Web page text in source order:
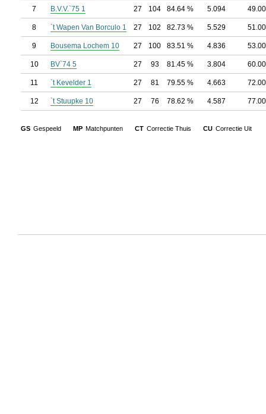
7 B.V.V.`75 1 27 104 84.64 % 5.094 49.00
8 `t Wapen Van Borculo 1 27 102 82.73 % 5.529 51.00
9 Bousema Lochem 10 27 100 83.51 % 4.836 53.00
10 BV`74 5 27 93 81.45 % 3.804 60.00
11 `t Kevelder 1 27 81 79.55 % 4.663 72.00
12 `t Stuupke 10 27 76 78.62 % 4.587 77.00
GS Gespeeld MP Matchpunten CT Correctie Thuis CU Correctie Uit